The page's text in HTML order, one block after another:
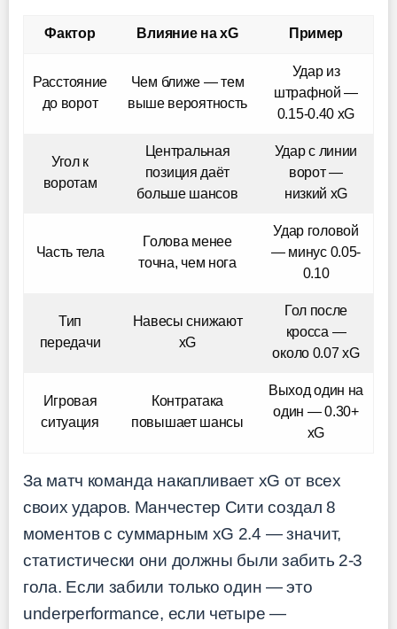
Фактор Влияние на xG Пример
Расстояние
до ворот
Чем ближе — тем
выше вероятность
Удар из
штрафной —
0.15-0.40 xG
Угол к
воротам
Центральная
позиция даёт
больше шансов
Удар с линии
ворот —
низкий xG
Часть тела
Голова менее
точна, чем нога
Удар головой
— минус 0.05-
0.10
Тип
передачи
Навесы снижают
xG
Гол после
кросса —
около 0.07 xG
Игровая
ситуация
Контратака
повышает шансы
Выход один на
один — 0.30+
xG
За матч команда накапливает xG от всех
своих ударов. Манчестер Сити создал 8
моментов с суммарным xG 2.4 — значит,
статистически они должны были забить 2-3
гола. Если забили только один — это
underperformance, если четыре —